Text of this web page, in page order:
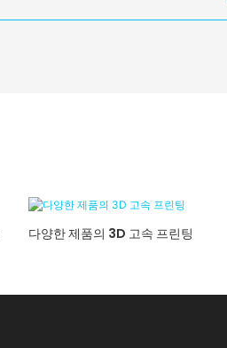
다양한 제품의 3D 고속 프린팅